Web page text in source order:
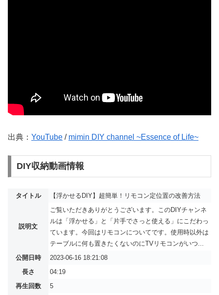
出典： YouTube / mimin DIY channel ~Essence of Life~
DIY収納動画情報
タイトル 【浮かせるDIY】超簡単！リモコン定位置の改善方法
説明文
ご覧いただきありがとうございます。このDIYチャンネ
ルは「浮かせる」と「片手でさっと使える」にこだわっ
ています。今回はリモコンについてです。使用時以外は
テーブルに何も置きたくないのにTVリモコンがいつ...
公開日時
2023-06-16 18:21:08
長さ
04:19
再生回数
5